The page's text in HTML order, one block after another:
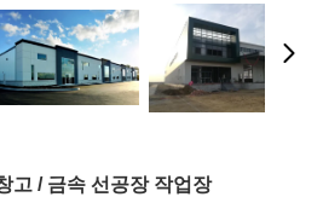
고 / 금속 선공장 작업장